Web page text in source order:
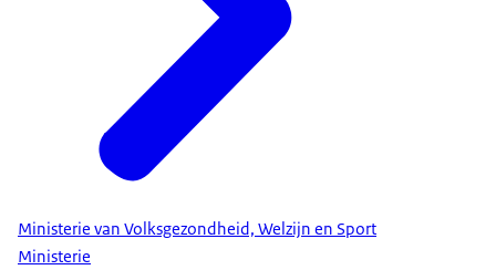
Ministerie van Volksgezondheid, Welzijn en Sport
Ministerie